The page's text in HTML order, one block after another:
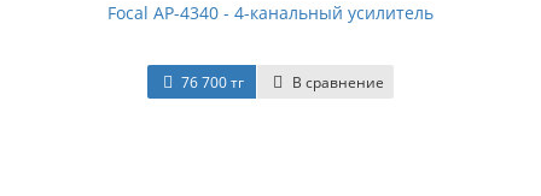
Focal AP-4340 - 4-канальный усилитель
76 700 тг В сравнение